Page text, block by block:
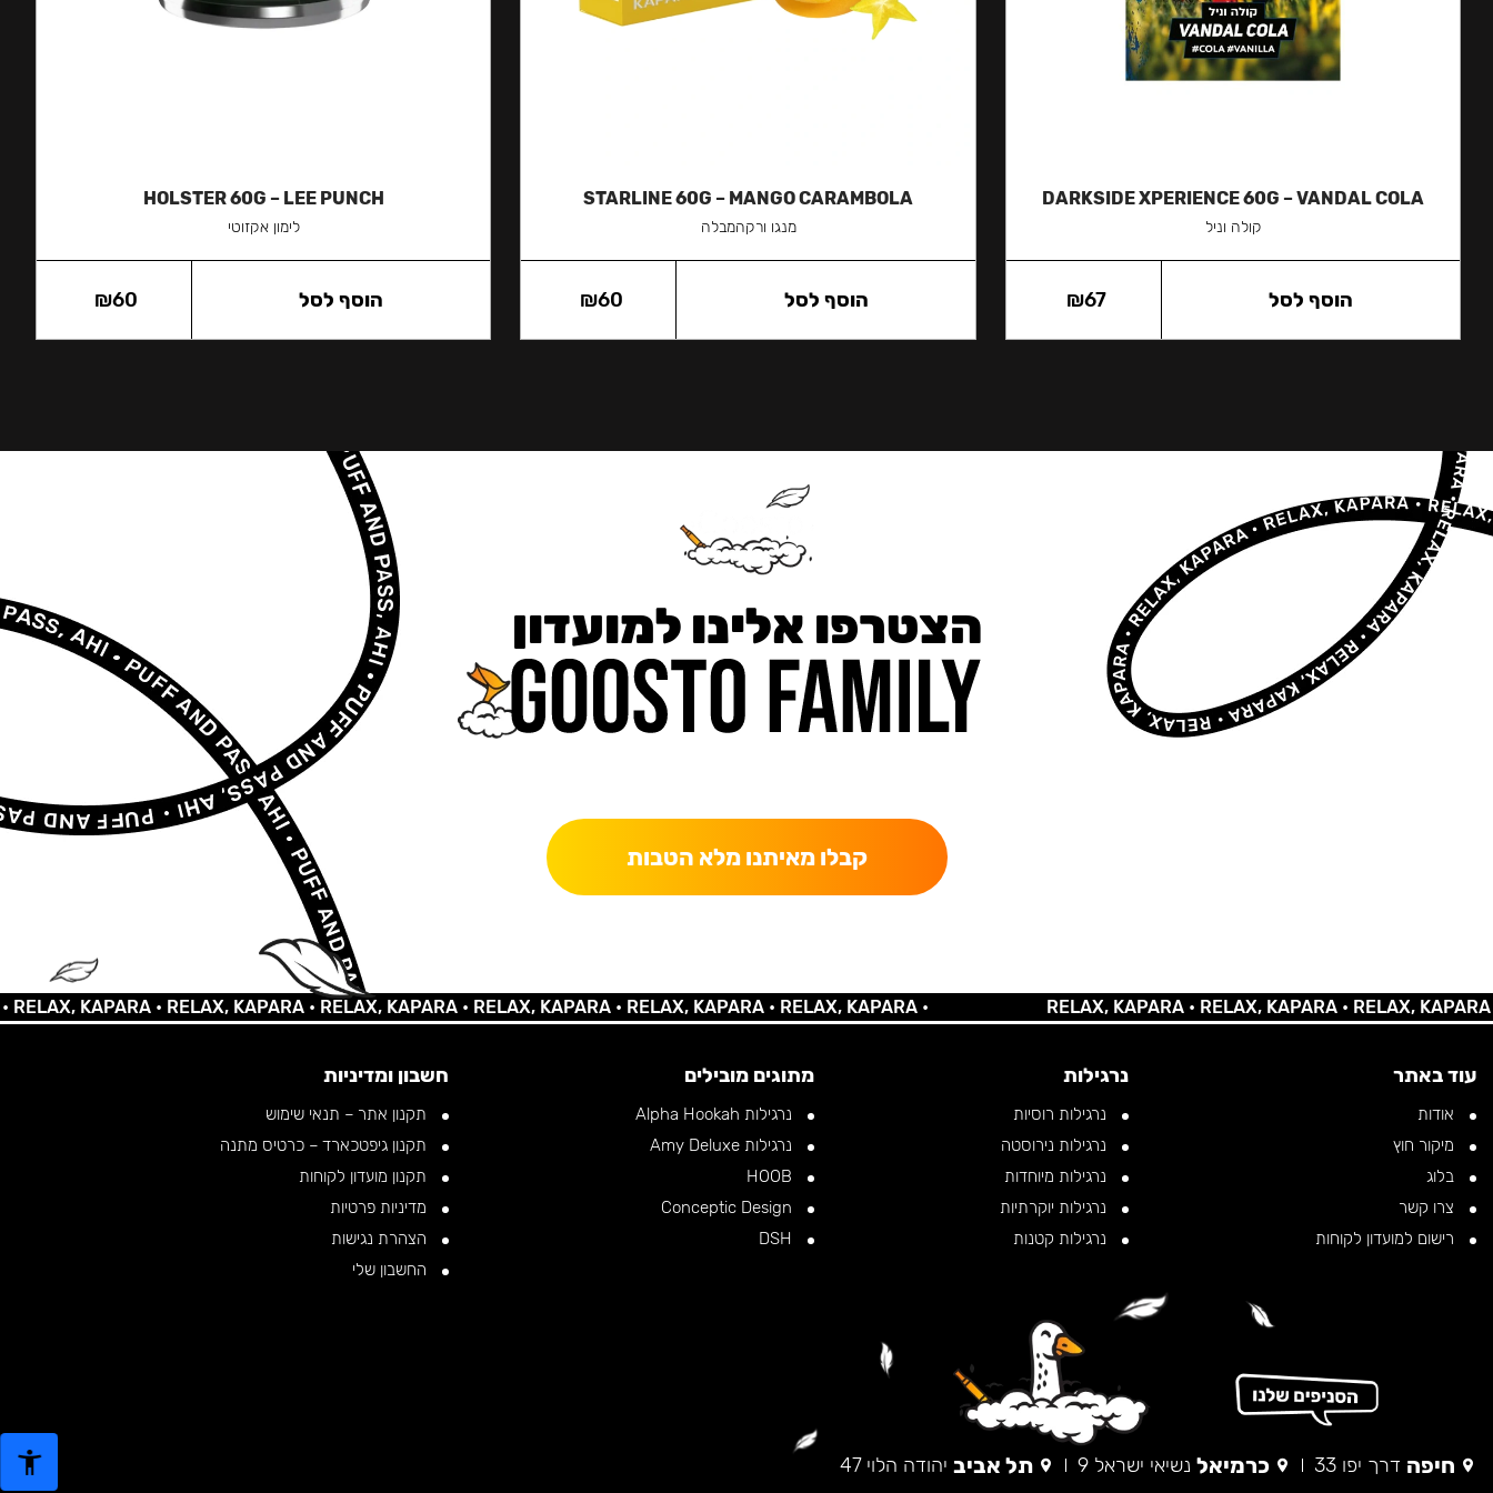
DARKSIDE XPERIENCE 60G – VANDAL COLA
קולה וניל
₪67 הוסף לסל
STARLINE 60G – MANGO CARAMBOLA
מנגו ורקהמבלה
₪60 הוסף לסל
HOLSTER 60G – LEE PUNCH
לימון אקזוטי
₪60 הוסף לסל
הצטרפו אלינו למועדון
קבלו מאיתנו מלא הטבות
KAPARA •RELAX, KAPARA •RELAX, KAPARA •RELAX, KAPARA •RELAX, KAPARA •RELAX, KAPARA • RELAX, KAPARA •RELAX, KAPARA •RELAX, KAPARA •
עוד באתר
אודות
מיקור חוץ
בלוג
צרו קשר
רישום למועדון לקוחות
נרגילות
נרגילות רוסיות
נרגילות נירוסטה
נרגילות מיוחדות
נרגילות יוקרתיות
נרגילות קטנות
מתוגים מובילים
נרגילות Alpha Hookah
נרגילות Amy Deluxe
חשבון ומדיניות
תקנון אתר – תנאי שימוש
תקנון גיפטכארד – כרטיס מתנה
תקנון מועדון לקוחות
מדיניות פרטיות
הצהרת נגישות
החשבון שלי
חיפה דרך יפו 33 כרמיאל נשיאי ישראל 9 תל אביב יהודה הלוי 47